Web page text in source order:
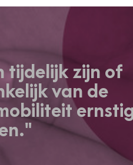
tijdelijk zijn of
van de